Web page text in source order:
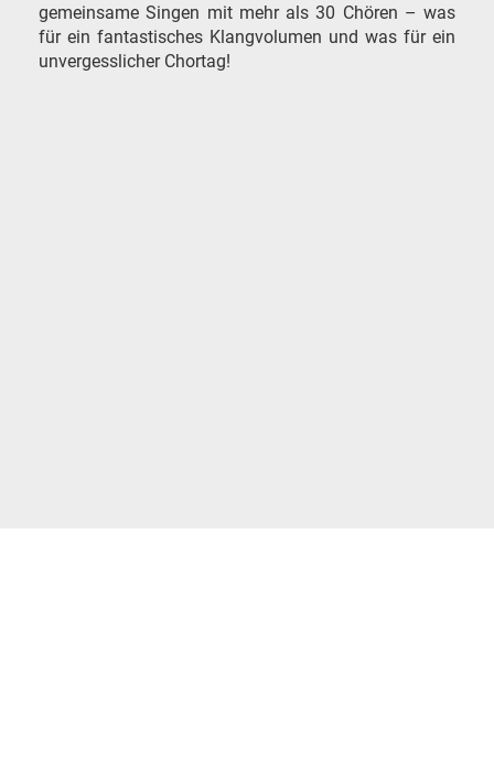
gemeinsame Singen mit mehr als 30 Chören – was
für ein fantastisches Klangvolumen und was für ein
unvergesslicher Chortag!